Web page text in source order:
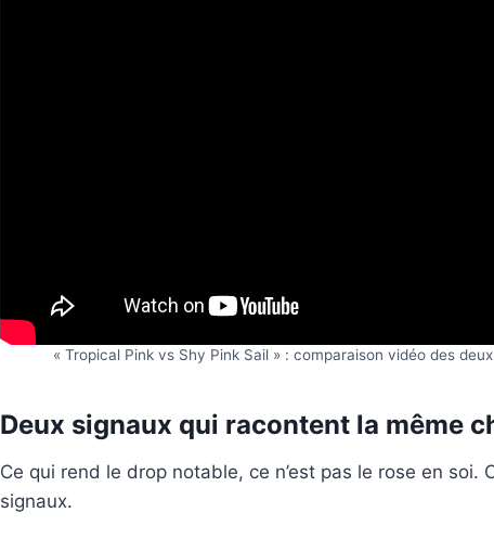
« Tropical Pink vs Shy Pink Sail » : comparaison vidéo des
Deux signaux qui racontent la même
Ce qui rend le drop notable, ce n’est pas le rose en soi.
signaux.